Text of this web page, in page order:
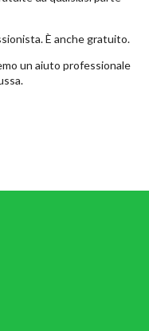
È anche gratuito.
un aiuto professionale